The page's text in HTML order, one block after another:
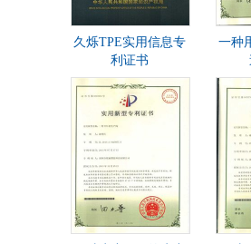
久烁TPE实用信息专
利证书
一种